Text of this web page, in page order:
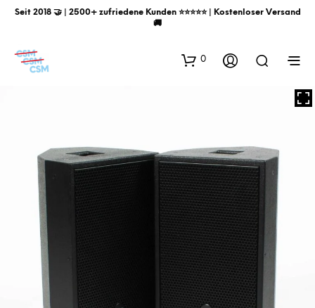
Seit 2018 🤝 | 2500+ zufriedene Kunden ⭐️⭐️⭐️⭐️⭐️ | Kostenloser Versand
🚚
0